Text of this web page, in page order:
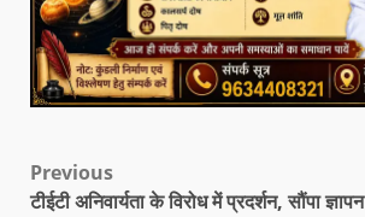
Previous
टीईटी अनिवार्यता के विरोध में प्रदर्शन, सौंपा ज्ञापन